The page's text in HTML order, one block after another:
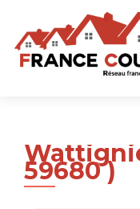
59680 )